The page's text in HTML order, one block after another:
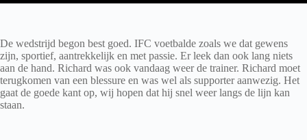
De wedstrijd begon best goed. IFC voetbalde zoals we dat gewens
zijn, sportief, aantrekkelijk en met passie. Er leek dan ook lang niets
aan de hand. Richard was ook vandaag weer de trainer. Richard moet
terugkomen van een blessure en was wel als supporter aanwezig. Het
gaat de goede kant op, wij hopen dat hij snel weer langs de lijn kan
staan.